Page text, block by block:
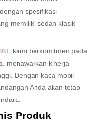
spesifikasi
memiliki sedan klasik
, kami berkomitmen pada
menawarkan kinerja
Dengan kaca mobil
Anda akan tetap
Produk